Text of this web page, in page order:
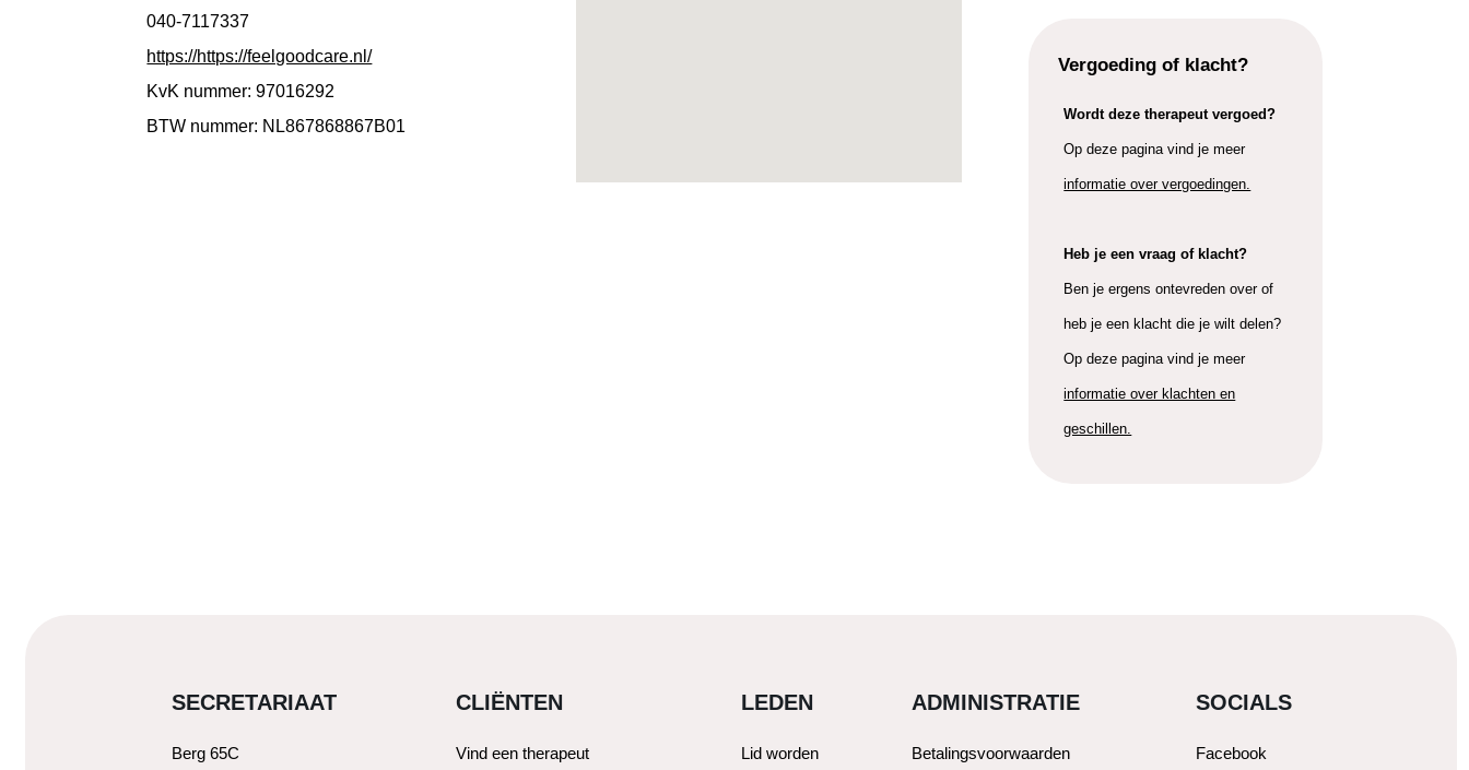
040-7117337
https://https://feelgoodcare.nl/
KvK nummer: 97016292
BTW nummer: NL867868867B01
Vergoeding of klacht?
Wordt deze therapeut vergoed?
Op deze pagina vind je meer
informatie over vergoedingen.
Heb je een vraag of klacht?
Ben je ergens ontevreden over of
heb je een klacht die je wilt delen?
Op deze pagina vind je meer
informatie over klachten en
geschillen.
SECRETARIAAT
Berg 65C
CLIËNTEN
Vind een therapeut
LEDEN
Lid worden
ADMINISTRATIE
Betalingsvoorwaarden
SOCIALS
Facebook